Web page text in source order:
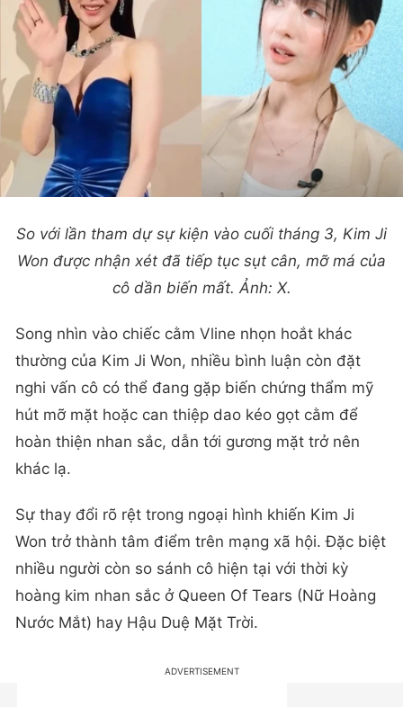
So với lần tham dự sự kiện vào cuối tháng 3, Kim Ji
Won được nhận xét đã tiếp tục sụt cân, mỡ má của
cô dần biến mất. Ảnh: X.
Song nhìn vào chiếc cằm Vline nhọn hoắt khác
thường của Kim Ji Won, nhiều bình luận còn đặt
nghi vấn cô có thể đang gặp biến chứng thẩm mỹ
hút mỡ mặt hoặc can thiệp dao kéo gọt cằm để
hoàn thiện nhan sắc, dẫn tới gương mặt trở nên
khác lạ.
Sự thay đổi rõ rệt trong ngoại hình khiến Kim Ji
Won trở thành tâm điểm trên mạng xã hội. Đặc biệt
nhiều người còn so sánh cô hiện tại với thời kỳ
hoàng kim nhan sắc ở Queen Of Tears (Nữ Hoàng
Nước Mắt) hay Hậu Duệ Mặt Trời.